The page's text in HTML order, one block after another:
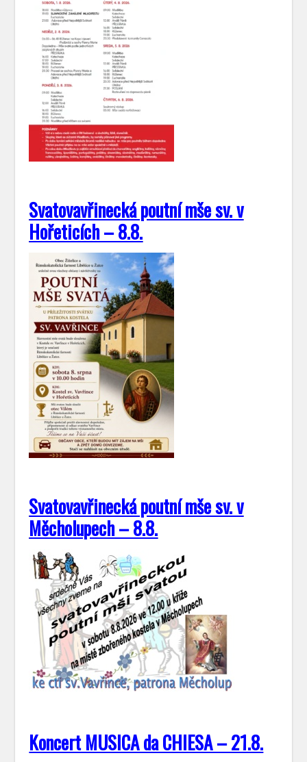
Svatovavřinecká poutní mše sv. v
Hořeticích – 8.8.
Svatovavřinecká poutní mše sv. v
Měcholupech – 8.8.
Koncert MUSICA da CHIESA – 21.8.